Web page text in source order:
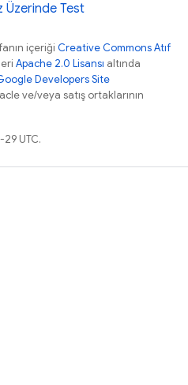
Üzerinde Test
içeriği Creative Commons Atıf
Apache 2.0 Lisansı altında
Developers Site
ve/veya satış ortaklarının
UTC.